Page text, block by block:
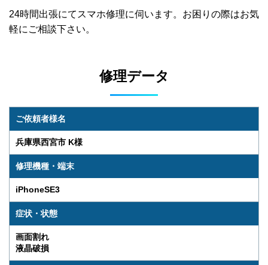
24時間出張にてスマホ修理に伺います。お困りの際はお気
軽にご相談下さい。
修理データ
ご依頼者様名
兵庫県西宮市 K様
修理機種・端末
iPhoneSE3
症状・状態
画面割れ
液晶破損